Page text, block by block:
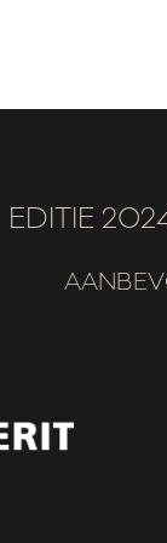
EDITIE